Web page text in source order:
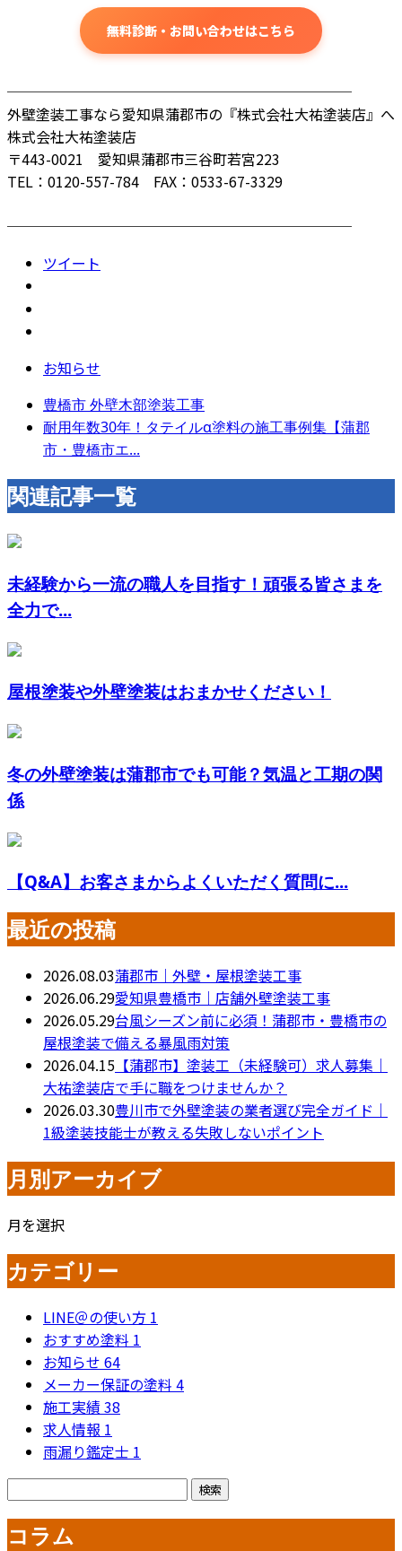
無料診断・お問い合わせはこちら
────────────────────────
外壁塗装工事なら愛知県蒲郡市の『株式会社大祐塗装店』へ
株式会社大祐塗装店
〒443-0021 愛知県蒲郡市三谷町若宮223
TEL：0120-557-784 FAX：0533-67-3329
────────────────────────
ツイート
お知らせ
豊橋市 外壁木部塗装工事
耐用年数30年！タテイルα塗料の施工事例集【蒲郡
市・豊橋市エ...
関連記事一覧
未経験から一流の職人を目指す！頑張る皆さまを
全力で...
屋根塗装や外壁塗装はおまかせください！
冬の外壁塗装は蒲郡市でも可能？気温と工期の関
係
【Q&A】お客さまからよくいただく質問に...
最近の投稿
2026.08.03蒲郡市｜外壁・屋根塗装工事
2026.06.29愛知県豊橋市｜店舗外壁塗装工事
2026.05.29台風シーズン前に必須！蒲郡市・豊橋市の
屋根塗装で備える暴風雨対策
2026.04.15 【蒲郡市】塗装工（未経験可）求人募集｜
大祐塗装店で手に職をつけませんか？
2026.03.30豊川市で外壁塗装の業者選び完全ガイド｜
1級塗装技能士が教える失敗しないポイント
月別アーカイブ
月を選択
カテゴリー
LINE＠の使い方 1
おすすめ塗料 1
お知らせ 64
メーカー保証の塗料 4
施工実績38
求人情報 1
雨漏り鑑定士 1
コラム